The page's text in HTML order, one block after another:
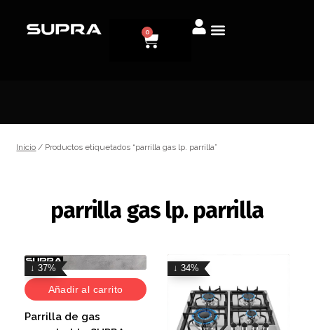
0
Inicio / Productos etiquetados “parrilla gas lp. parrilla”
parrilla gas lp. parrilla
↓ 37%
Añadir al carrito
Parrilla de gas
↓ 34%